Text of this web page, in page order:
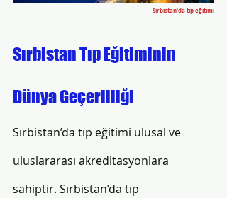
Sırbistan'da tıp eğitimi
Sırbistan Tıp Eğitiminin
Dünya Geçerliliği
Sırbistan’da tıp eğitimi ulusal ve
uluslararası akreditasyonlara
sahiptir. Sırbistan’da tıp